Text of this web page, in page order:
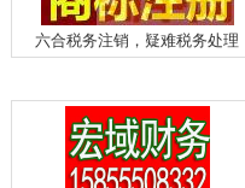
六合税务注销，疑难税务处理